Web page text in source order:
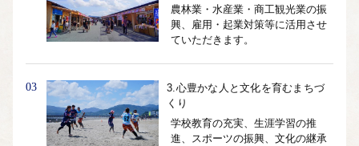
農林業・水産業・商工観光業の振
興、雇用・起業対策等に活用させ
ていただきます。
03
3.心豊かな人と文化を育むまちづ
くり
学校教育の充実、生涯学習の推
進、スポーツの振興、文化の継承